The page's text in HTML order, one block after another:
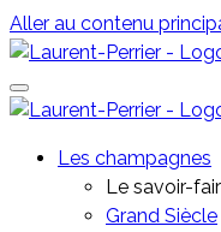
Aller au contenu
Les champagnes
Le savoir-
Grand Siècle